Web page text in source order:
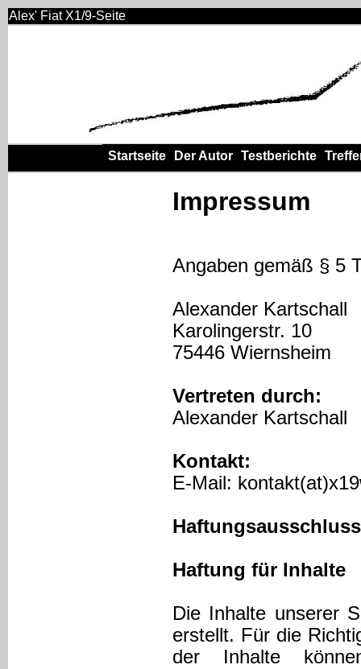
Alex' Fiat X1/9-Seite
Startseite Der Autor Testberichte
Impressum
Angaben gemäß § 5
Alexander Kartschall
Karolingerstr. 10
75446 Wiernsheim
Vertreten durch:
Alexander Kartschall
Kontakt:
E-Mail:
Haftung für Inhalte
Die Inhalte unserer
erstellt. Für die
der Inhalte